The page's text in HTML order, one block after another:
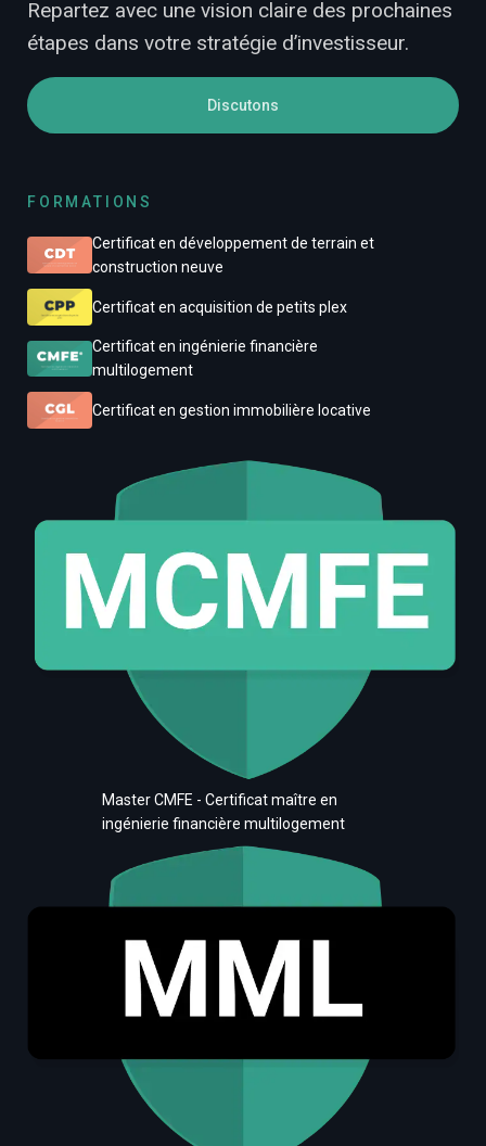
Repartez avec une vision claire des prochaines
étapes dans votre stratégie d’investisseur.
Discutons
FORMATIONS
Certificat en développement de terrain et
construction neuve
Certificat en acquisition de petits plex
Certificat en ingénierie financière
multilogement
Certificat en gestion immobilière locative
Master CMFE - Certificat maître en
ingénierie financière multilogement